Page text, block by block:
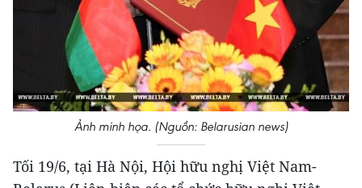
Ảnh minh họa. (Nguồn: Belarusian news)
Tối 19/6, tại Hà Nội, Hội hữu nghị Việt Nam-